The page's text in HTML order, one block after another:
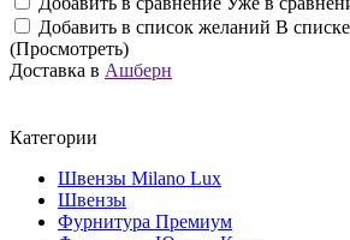
Добавить в список желаний В
(Просмотреть)
Доставка в Ашберн
Категории
Швензы Milano Lux
Швензы
Фурнитура Премиум